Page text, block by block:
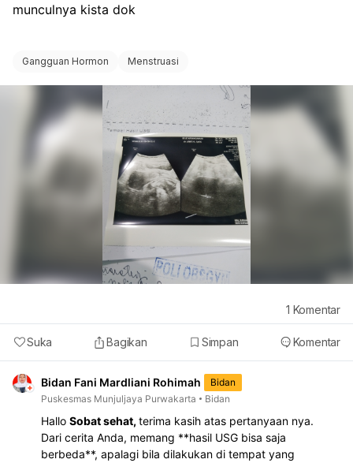
munculnya kista dok
Gangguan Hormon Menstruasi
Suka Bagikan Simpan Komentar
1 Komentar
Bidan Fani Mardliani Rohimah
Bidan
Puskesmas Munjuljaya Purwakarta
Bidan
Hallo Sobat sehat, terima kasih atas pertanyaan nya.
Dari cerita Anda, memang **hasil USG bisa saja
berbeda**, apalagi bila dilakukan di tempat yang